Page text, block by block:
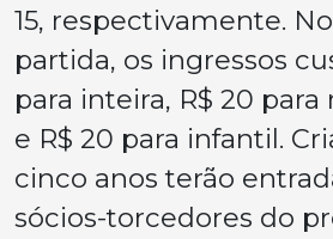
15, respectivamente.
partida, os ingressos
para inteira, R$ 20
e R$ 20 para infantil.
cinco anos terão
sócios-torcedores do